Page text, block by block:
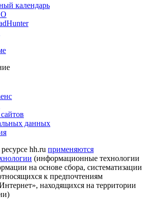
календарь
данных
hh.ru применяются
(информационные технологии
на основе сбора, систематизации
к предпочтениям
находящихся на территории